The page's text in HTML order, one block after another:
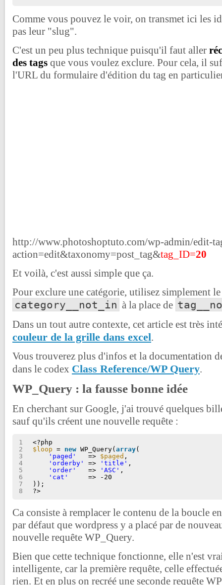
Comme vous pouvez le voir, on transmet ici les
pas leur "slug".
C'est un peu plus technique puisqu'il faut aller
des tags que vous voulez exclure. Pour cela, il
l'URL du formulaire d'édition du tag en
http://www.photoshoptuto.com/wp-admin/edit-
action=edit&taxonomy=post_tag&tag_ID=20
Et voilà, c'est aussi simple que ça.
Pour exclure une catégorie, utilisez simplement le
category__not_in à la place de
Dans un tout autre contexte, cet article est très
couleur de la grille dans excel.
Vous trouverez plus d'infos et la documentation
dans le codex Class Reference/WP Query.
WP_Query : la fausse bonne idée
En cherchant sur Google, j'ai trouvé quelques
sauf qu'ils créent une nouvelle requête :
1
2
3
4
5
6
7
8
<?php
$loop
= new WP_Query(array(
'paged'
=> $paged ,
'orderby'
=> 'title' ,
'order'
=> 'ASC' ,
'cat'
=> -20
));
?>
Ca consiste à remplacer le contenu de la boucle
par défaut que wordpress y a placé par de
nouvelle requête WP_Query.
Bien que cette technique fonctionne, elle n'est
intelligente, car la première requête, celle
rien. Et en plus on recréé une seconde requête